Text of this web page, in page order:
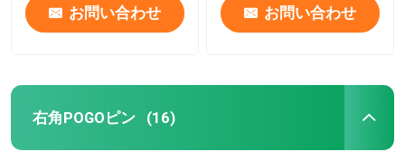
お問い合わせ お問い合わせ
右角POGOピン (16)